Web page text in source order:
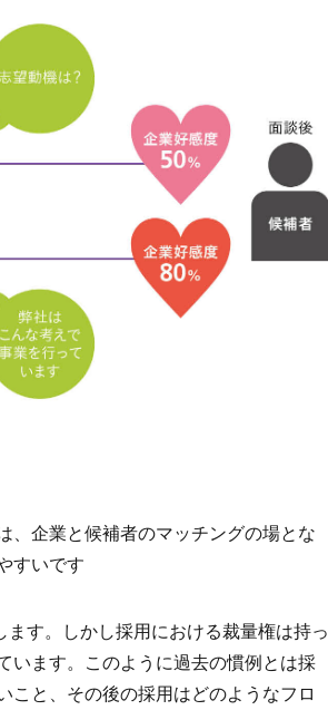
、企業と候補者のマッチングの場とな
すいです
す。しかし採用における裁量権は持っ
います。このように過去の慣例とは採
こと、その後の採用はどのようなフロ